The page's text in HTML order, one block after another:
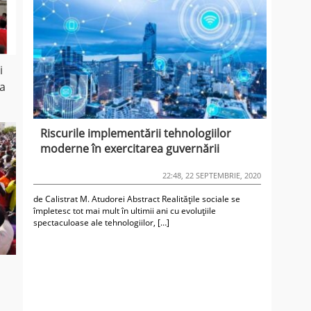
Riscurile implementării tehnologiilor
moderne în exercitarea guvernării
22:48, 22 SEPTEMBRIE, 2020
de Calistrat M. Atudorei Abstract Realitățile sociale se
împletesc tot mai mult în ultimii ani cu evoluțiile
spectaculoase ale tehnologiilor, […]